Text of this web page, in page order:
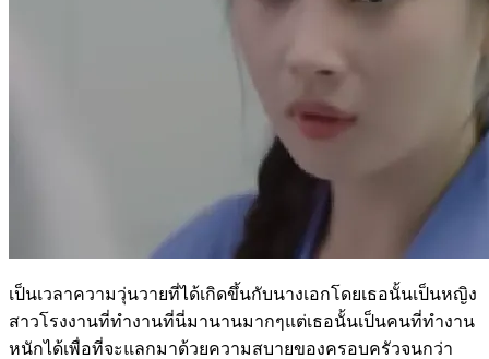
เป็นเวลาความวุ่นวายที่ได้เกิดขึ้นกับนางเอกโดยเธอนั้นเป็นหญิง
สาวโรงงานที่ทำงานที่นี่มานานมากๆแต่เธอนั้นเป็นคนที่ทำงาน
หนักได้เพื่อที่จะแลกมาด้วยความสบายของครอบครัวจนกว่า